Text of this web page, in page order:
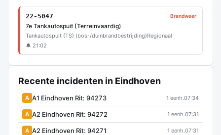
22-5047 Brandweer
7e Tankautospuit (Terreinvaardig)
Tankautospuit (TS) (bos-/duinbrandbestrijding)Regionaal
🔔 21:02
Recente incidenten in Eindhoven
A A1 Eindhoven Rit: 94273 1 eenh.07:34
A A2 Eindhoven Rit: 94272 1 eenh.07:31
A A2 Eindhoven Rit: 94271 1 eenh.07:31